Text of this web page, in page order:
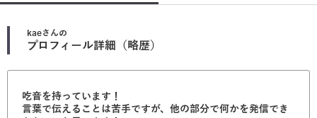
kaeさんの
プロフィール詳細（略歴）
吃音を持っています！
言葉で伝えることは苦手ですが、他の部分で何かを発信でき